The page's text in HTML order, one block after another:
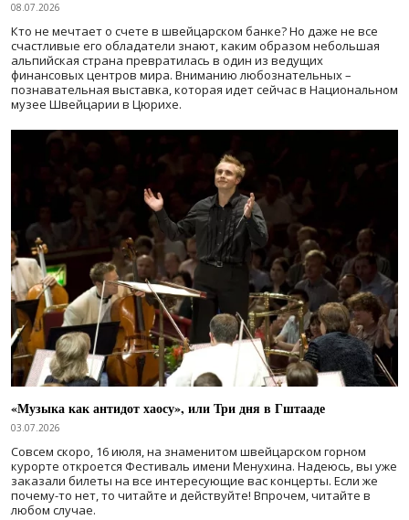
08.07.2026
Кто не мечтает о счете в швейцарском банке? Но даже не все
счастливые его обладатели знают, каким образом небольшая
альпийская страна превратилась в один из ведущих
финансовых центров мира. Вниманию любознательных –
познавательная выставка, которая идет сейчас в Национальном
музее Швейцарии в Цюрихе.
«Музыка как антидот хаосу», или Три дня в Гштааде
03.07.2026
Совсем скоро, 16 июля, на знаменитом швейцарском горном
курорте откроется Фестиваль имени Менухина. Надеюсь, вы уже
заказали билеты на все интересующие вас концерты. Если же
почему-то нет, то читайте и действуйте! Впрочем, читайте в
любом случае.